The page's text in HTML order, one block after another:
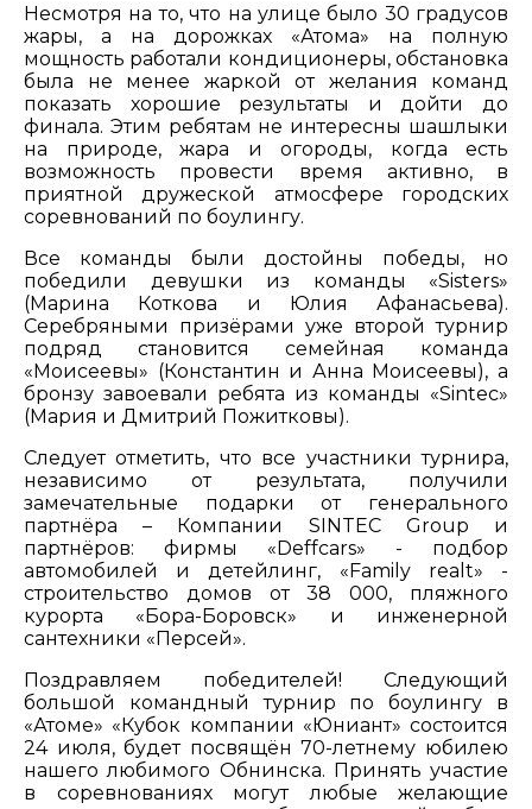
Несмотря на то, что на улице было 30 градусов
жары, а на дорожках «Атома» на полную
мощность работали кондиционеры, обстановка
была не менее жаркой от желания команд
показать хорошие результаты и дойти до
финала. Этим ребятам не интересны шашлыки
на природе, жара и огороды, когда есть
возможность провести время активно, в
приятной дружеской атмосфере городских
соревнований по боулингу.
Все команды были достойны победы, но
победили девушки из команды «Sisters»
(Марина Коткова и Юлия Афанасьева).
Серебряными призёрами уже второй турнир
подряд становится семейная команда
«Моисеевы» (Константин и Анна Моисеевы), а
бронзу завоевали ребята из команды «Sintec»
(Мария и Дмитрий Пожитковы).
Следует отметить, что все участники турнира,
независимо от результата, получили
замечательные подарки от генерального
партнёра – Компании SINTEC Group и
партнёров: фирмы «Deffcars» - подбор
автомобилей и детейлинг, «Family realt» -
строительство домов от 38 000, пляжного
курорта «Бора-Боровск» и инженерной
сантехники «Персей».
Поздравляем победителей! Следующий
большой командный турнир по боулингу в
«Атоме» «Кубок компании «Юниант» состоится
24 июля, будет посвящён 70-летнему юбилею
нашего любимого Обнинска. Принять участие
в соревнованиях могут любые желающие